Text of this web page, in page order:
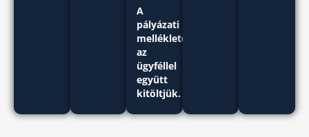
A
pályázati
mellékletet
az
ügyféllel
együtt
kitöltjük.